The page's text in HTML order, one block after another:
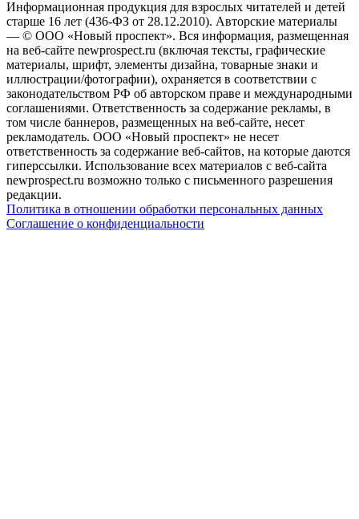
Информационная продукция для взрослых читателей и детей
старше 16 лет (436-ФЗ от 28.12.2010). Авторские материалы
— © ООО «Новый проспект». Вся информация, размещенная
на веб-сайте newprospect.ru (включая тексты, графические
материалы, шрифт, элементы дизайна, товарные знаки и
иллюстрации/фотографии), охраняется в соответствии с
законодательством РФ об авторском праве и международными
соглашениями. Ответственность за содержание рекламы, в
том числе баннеров, размещенных на веб-сайте, несет
рекламодатель. ООО «Новый проспект» не несет
ответственность за содержание веб-сайтов, на которые даются
гиперссылки. Использование всех материалов с веб-сайта
newprospect.ru возможно только с письменного разрешения
редакции.
Политика в отношении обработки персональных данных
Соглашение о конфиденциальности